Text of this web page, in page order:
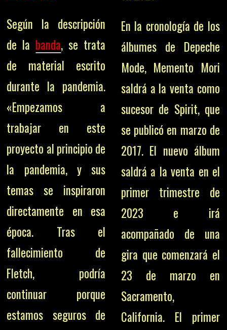
Según la descripción
de la banda, se trata
de material escrito
durante la pandemia.
«Empezamos a
trabajar en este
proyecto al principio de
la pandemia, y sus
temas se inspiraron
directamente en esa
época. Tras el
fallecimiento de
Fletch, podría
continuar porque
estamos seguros de
En la cronología de los
álbumes de Depeche
Mode, Memento Mori
saldrá a la venta como
sucesor de Spirit, que
se publicó en marzo de
2017. El nuevo álbum
saldrá a la venta en el
primer trimestre de
2023 e irá
acompañado de una
gira que comenzará el
23 de marzo en
Sacramento,
California. El primer